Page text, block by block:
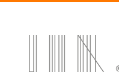
content